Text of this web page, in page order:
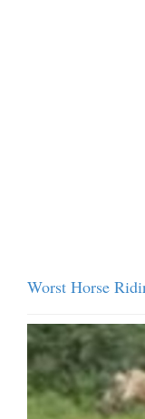
Worst Horse